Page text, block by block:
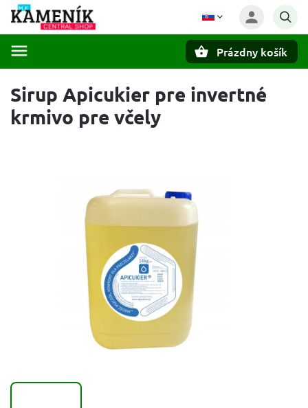
Prázdny košík
Sirup Apicukier pre invertné
krmivo pre včely